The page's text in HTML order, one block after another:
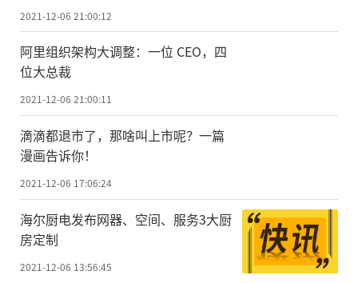
2021-12-06 21:00:12
阿里组织架构大调整：一位 CEO，四
位大总裁
2021-12-06 21:00:11
滴滴都退市了，那啥叫上市呢？一篇
漫画告诉你！
2021-12-06 17:06:24
海尔厨电发布网器、空间、服务3大厨
房定制
2021-12-06 13:56:45